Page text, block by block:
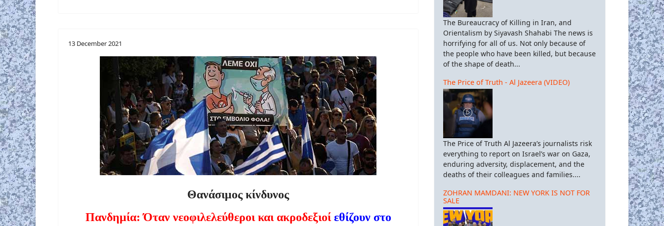
13 December 2021
Θανάσιμος κίνδυνος
Πανδημία: Όταν νεοφιλελεύθεροι και ακροδεξιοίεθίζουν στο
The Bureaucracy of Killing in Iran, and
Orientalism by Siyavash Shahabi The news is
horrifying for all of us. Not only because of
the people who have been killed, but because
of the shape of death...
The Price of Truth - Al Jazeera (VIDEO)
The Price of Truth Al Jazeera’s journalists risk
everything to report on Israel’s war on Gaza,
enduring adversity, displacement, and the
deaths of their colleagues and families....
ZOHRAN MAMDANI: NEW YORK IS NOT FOR
SALE